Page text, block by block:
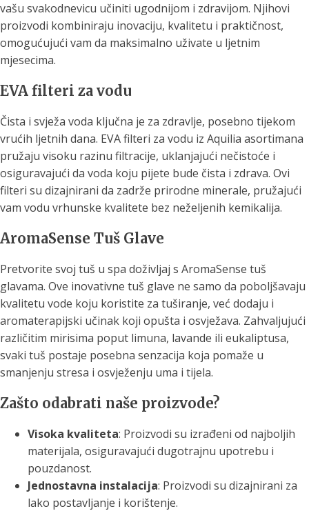
vašu svakodnevicu učiniti ugodnijom i zdravijom. Njihovi
proizvodi kombiniraju inovaciju, kvalitetu i praktičnost,
omogućujući vam da maksimalno uživate u ljetnim
mjesecima.
EVA filteri za vodu
Čista i svježa voda ključna je za zdravlje, posebno tijekom
vrućih ljetnih dana. EVA filteri za vodu iz Aquilia asortimana
pružaju visoku razinu filtracije, uklanjajući nečistoće i
osiguravajući da voda koju pijete bude čista i zdrava. Ovi
filteri su dizajnirani da zadrže prirodne minerale, pružajući
vam vodu vrhunske kvalitete bez neželjenih kemikalija.
AromaSense Tuš Glave
Pretvorite svoj tuš u spa doživljaj s AromaSense tuš
glavama. Ove inovativne tuš glave ne samo da poboljšavaju
kvalitetu vode koju koristite za tuširanje, već dodaju i
aromaterapijski učinak koji opušta i osvježava. Zahvaljujući
različitim mirisima poput limuna, lavande ili eukaliptusa,
svaki tuš postaje posebna senzacija koja pomaže u
smanjenju stresa i osvježenju uma i tijela.
Zašto odabrati naše proizvode?
Visoka kvaliteta: Proizvodi su izrađeni od najboljih
materijala, osiguravajući dugotrajnu upotrebu i
pouzdanost.
Jednostavna instalacija: Proizvodi su dizajnirani za
lako postavljanje i korištenje.